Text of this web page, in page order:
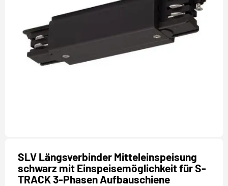
SLV Längsverbinder Mitteleinspeisung
schwarz mit Einspeisemöglichkeit für S-
TRACK 3-Phasen Aufbauschiene